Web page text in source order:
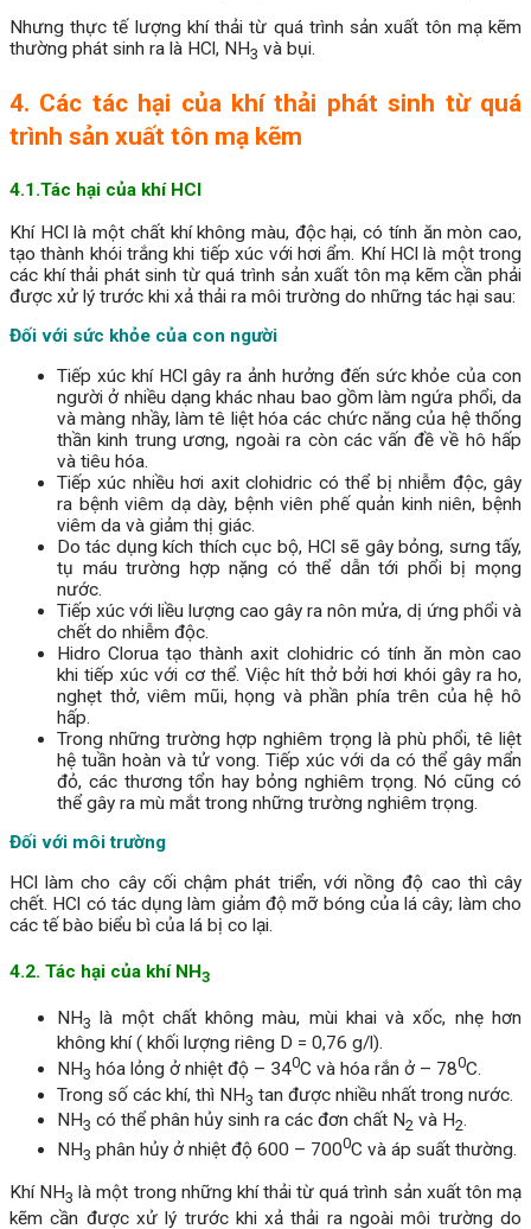
Nhưng thực tế lượng khí thải từ quá trình sản xuất tôn mạ kẽm
thường phát sinh ra là HCl, NH3 và bụi.
4. Các tác hại của khí thải phát sinh từ quá
trình sản xuất tôn mạ kẽm
4.1.Tác hại của khí HCl
Khí HCl là một chất khí không màu, độc hại, có tính ăn mòn cao,
tạo thành khói trắng khi tiếp xúc với hơi ẩm. Khí HCl là một trong
các khí thải phát sinh từ quá trình sản xuất tôn mạ kẽm cần phải
được xử lý trước khi xả thải ra môi trường do những tác hại sau:
Đối với sức khỏe của con người
Tiếp xúc khí HCl gây ra ảnh hưởng đến sức khỏe của con
người ở nhiều dạng khác nhau bao gồm làm ngứa phổi, da
và màng nhầy, làm tê liệt hóa các chức năng của hệ thống
thần kinh trung ương, ngoài ra còn các vấn đề về hô hấp
và tiêu hóa.
Tiếp xúc nhiều hơi axit clohidric có thể bị nhiễm độc, gây
ra bệnh viêm dạ dày, bệnh viên phế quản kinh niên, bệnh
viêm da và giảm thị giác.
Do tác dụng kích thích cục bộ, HCl sẽ gây bỏng, sưng tấy,
tụ máu trường hợp nặng có thể dẫn tới phổi bị mọng
nước.
Tiếp xúc với liều lượng cao gây ra nôn mửa, dị ứng phổi và
chết do nhiễm độc.
Hidro Clorua tạo thành axit clohidric có tính ăn mòn cao
khi tiếp xúc với cơ thể. Việc hít thở bởi hơi khói gây ra ho,
nghẹt thở, viêm mũi, họng và phần phía trên của hệ hô
hấp.
Trong những trường hợp nghiêm trọng là phù phổi, tê liệt
hệ tuần hoàn và tử vong. Tiếp xúc với da có thể gây mẩn
đỏ, các thương tổn hay bỏng nghiêm trọng. Nó cũng có
thể gây ra mù mắt trong những trường nghiêm trọng.
Đối với môi trường
HCl làm cho cây cối chậm phát triển, với nồng độ cao thì cây
chết. HCl có tác dụng làm giảm độ mỡ bóng của lá cây; làm cho
các tế bào biểu bì của lá bị co lại.
4.2. Tác hại của khí NH3
NH3 là một chất không màu, mùi khai và xốc, nhẹ hơn
không khí ( khối lượng riêng D = 0,76 g/l).
NH3 hóa lỏng ở nhiệt độ – 340C và hóa rắn ở – 780C.
Trong số các khí, thì NH3 tan được nhiều nhất trong nước.
NH3 có thể phân hủy sinh ra các đơn chất N2 và H2
NH3 phân hủy ở nhiệt độ 600 – 7000C và áp suất thường.
Khí NH3 là một trong những khí thải từ quá trình sản xuất tôn mạ
kẽm cần được xử lý trước khi xả thải ra ngoài môi trường do